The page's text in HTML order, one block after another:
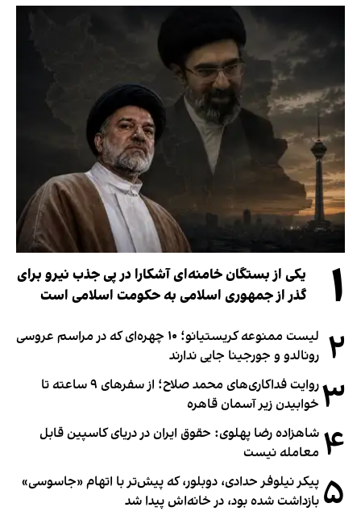
۱
یکی از بستگان خامنه‌ای آشکارا در پی جذب نیرو برای
گذر از جمهوری اسلامی به حکومت اسلامی است
۲
لیست ممنوعه کریستیانو؛ ۱۰ چهره‌ای که در مراسم عروسی
رونالدو و جورجینا جایی ندارند
۳
روایت فداکاری‌های محمد صلاح؛ از سفرهای ۹ ساعته تا
خوابیدن زیر آسمان قاهره
۴ شاهزاده رضا پهلوی: حقوق ایران در دریای کاسپین قابل
معامله نیست
۵ پیکر نیلوفر حدادی، دوبلور، که پیش‌تر با اتهام «جاسوسی»
بازداشت شده بود، در خانه‌اش پیدا شد